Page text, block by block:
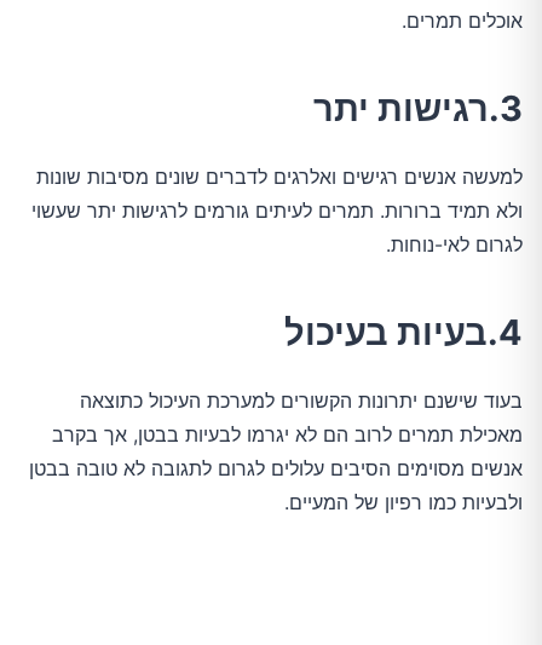
אוכלים תמרים.
3.רגישות יתר
למעשה אנשים רגישים ואלרגים לדברים שונים מסיבות שונות
ולא תמיד ברורות. תמרים לעיתים גורמים לרגישות יתר שעשוי
לגרום לאי-נוחות.
4.בעיות בעיכול
בעוד שישנם יתרונות הקשורים למערכת העיכול כתוצאה
מאכילת תמרים לרוב הם לא יגרמו לבעיות בבטן, אך בקרב
אנשים מסוימים הסיבים עלולים לגרום לתגובה לא טובה בבטן
ולבעיות כמו רפיון של המעיים.